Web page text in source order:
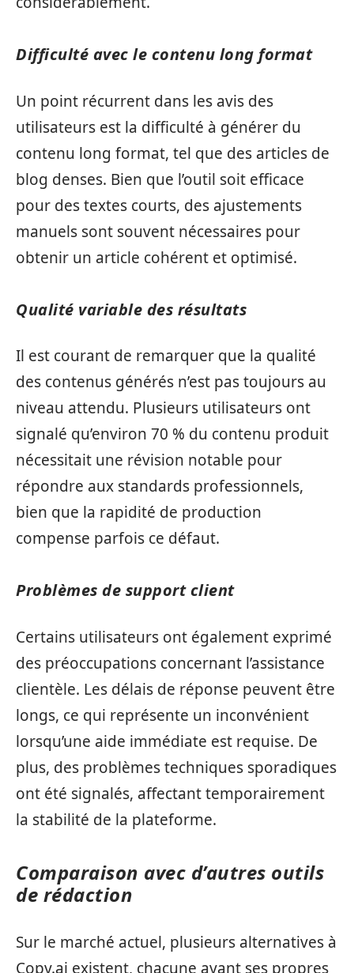
Difficulté avec le contenu long format
Un point récurrent dans les avis des
utilisateurs est la difficulté à générer du
contenu long format, tel que des articles de
blog denses. Bien que l’outil soit efficace
pour des textes courts, des ajustements
manuels sont souvent nécessaires pour
obtenir un article cohérent et optimisé.
Qualité variable des résultats
Il est courant de remarquer que la qualité
des contenus générés n’est pas toujours au
niveau attendu. Plusieurs utilisateurs ont
signalé qu’environ 70 % du contenu produit
nécessitait une révision notable pour
répondre aux standards professionnels,
bien que la rapidité de production
compense parfois ce défaut.
Problèmes de support client
Certains utilisateurs ont également exprimé
des préoccupations concernant l’assistance
clientèle. Les délais de réponse peuvent être
longs, ce qui représente un inconvénient
lorsqu’une aide immédiate est requise. De
plus, des problèmes techniques sporadiques
ont été signalés, affectant temporairement
la stabilité de la plateforme.
Comparaison avec d’autres outils
de rédaction
Sur le marché actuel, plusieurs alternatives à
Copy.ai existent, chacune ayant ses propres